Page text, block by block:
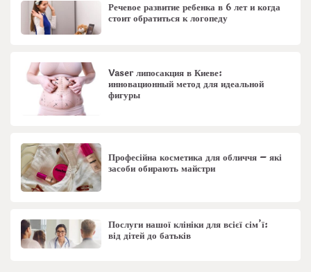
Речевое развитие ребенка в 6 лет и когда
стоит обратиться к логопеду
Vaser липосакция в Киеве:
инновационный метод для идеальной
фигуры
Професійна косметика для обличчя – які
засоби обирають майстри
Послуги нашої клініки для всієї сім’ї:
від дітей до батьків